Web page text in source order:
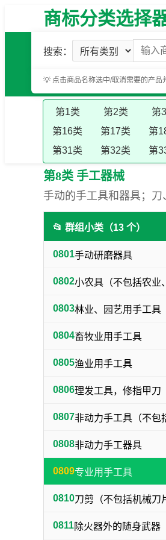
商标分类选择
搜索：
💡 点击商品名称选中/取消需要的产品
第1类 第2类 第
第16类
第17类 第
第31类
第32类 第
第8类 手工器械
手动的手工具和器具；刀
📂 群组小类（13 个）
0801手动研磨器具
0802
0803林业、园艺用手工具
0804畜牧业用手工具
0805渔业用手工具
0806理发工具，修指甲刀
0807
0808非动力手工器具
0809专业用手工具
0810
0811除火器外的随身武器